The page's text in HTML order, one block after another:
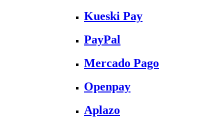
Kueski Pay
PayPal
Mercado Pago
Openpay
Aplazo